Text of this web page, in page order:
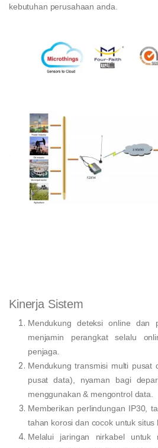
kebutuhan perusahaan anda.
Kinerja Sistem
Mendukung deteksi online dan
menjamin perangkat selalu
penjaga.
Mendukung transmisi multi pusat
pusat data), nyaman bagi
menggunakan & mengontrol data.
Memberikan perlindungan IP30,
tahan korosi dan cocok untuk
Melalui jaringan nirkabel untuk